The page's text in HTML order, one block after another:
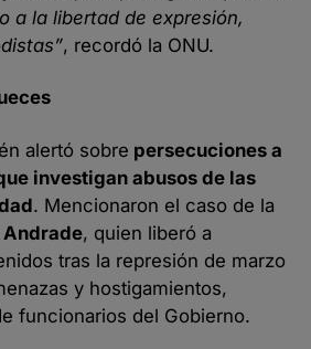
a la libertad de expresión,
, recordó la ONU.
alertó sobre persecuciones a
investigan abusos de las
. Mencionaron el caso de la
Andrade, quien liberó a
tras la represión de marzo
y hostigamientos,
funcionarios del Gobierno.